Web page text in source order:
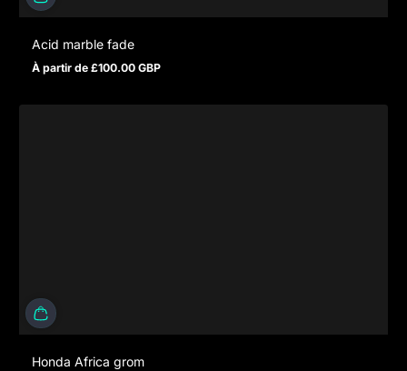
Acid marble fade
Prix normal
À partir de £100.00 GBP
Honda Africa grom